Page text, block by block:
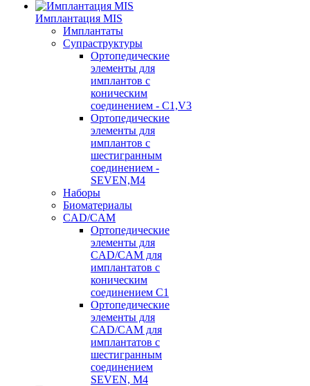
Имплантация MIS
Имплантаты
Супраструктуры
Ортопедические
элементы для
имплантов с
коническим
соединением - C1,V3
Ортопедические
элементы для
имплантов с
шестигранным
соединением -
SEVEN,M4
Наборы
Биоматериалы
CAD/CAM
Ортопедические
элементы для
CAD/CAM для
имплантатов с
коническим
соединением С1
Ортопедические
элементы для
CAD/CAM для
имплантатов с
шестигранным
соединением
SEVEN, М4